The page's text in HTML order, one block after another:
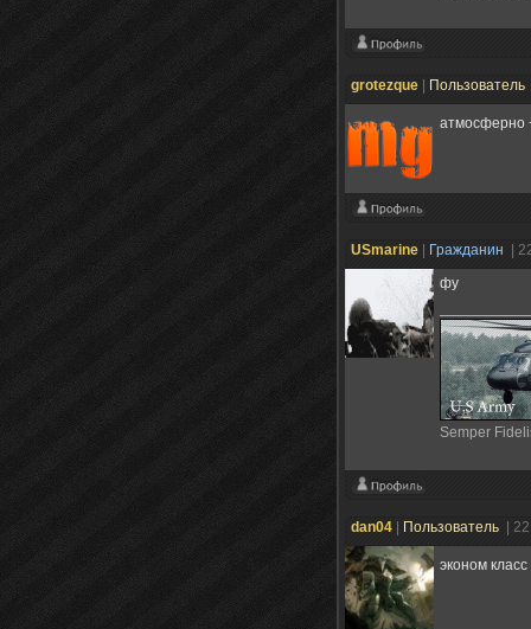
grotezque Пользователь
атмосферно
USmarine Гражданин
|
фу
Semper
dan04 Пользователь |
эконом класс